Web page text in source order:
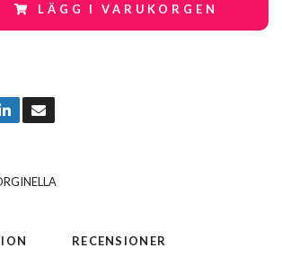
LÄGG I VARUKORGEN
RECENSIONER